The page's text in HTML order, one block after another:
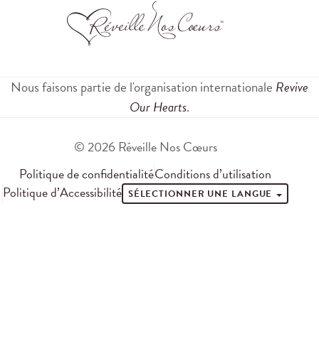
Nous faisons partie de l'organisation internationale Revive
Our Hearts.
© 2026 Réveille Nos Cœurs
Politique de confidentialitéConditions d’utilisation
Politique d’Accessibilité SÉLECTIONNER UNE LANGUE